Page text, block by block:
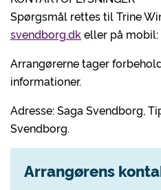
Spørgsmål rettes til Trine
svendborg.dk eller på mobil:
Arrangørerne tager
informationer.
Adresse: Saga Svendborg,
Svendborg.
Arrangørens